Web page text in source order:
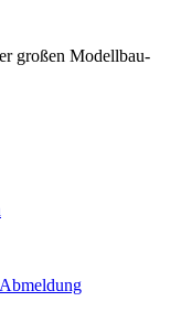
großen Modellbau-